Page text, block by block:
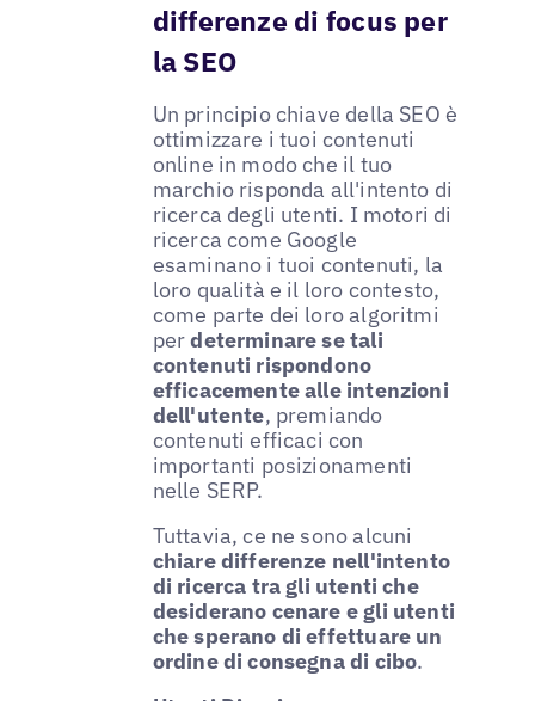
differenze di focus per
la SEO
Un principio chiave della SEO è
ottimizzare i tuoi contenuti
online in modo che il tuo
marchio risponda all'intento di
ricerca degli utenti. I motori di
ricerca come Google
esaminano i tuoi contenuti, la
loro qualità e il loro contesto,
come parte dei loro algoritmi
perdeterminare se tali
contenuti rispondono
efficacemente alle intenzioni
dell'utente, premiando
contenuti efficaci con
importanti posizionamenti
nelle SERP.
Tuttavia, ce ne sono alcuni
chiare differenze nell'intento
di ricerca tra gli utenti che
desiderano cenare e gli utenti
che sperano di effettuare un
ordine di consegna di cibo.